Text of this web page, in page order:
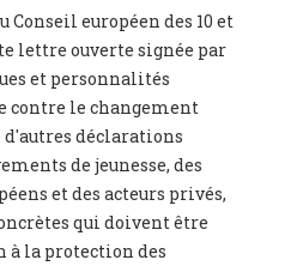
University, Canada (Canada), Mr.
ClientEarth (), Prof. Gaël Giraud -
Program, Georgetown
Dr. Yamina Saheb (France), Dr.
Scientist, University of Natural
(Austria), Prof. Dr. Mathias Rotach
, University of Innsbruck
Peter Weish -
Ethics, Forum Wissenschaft &
Lara Leik -Scientists4Future
(Austria), Prof. Dr. Helga
Conseil européen des 10 et
lettre ouverte signée par
et personnalités
contre le changement
déclarations
de jeunesse, des
et des acteurs privés,
qui doivent être
à la protection des